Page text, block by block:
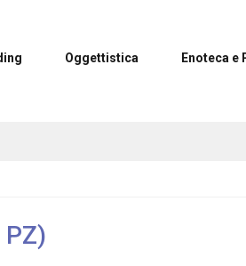
Oggettistica Enoteca e